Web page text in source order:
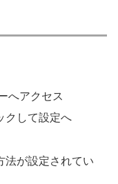
へアクセス
クして設定へ
法が設定されてい